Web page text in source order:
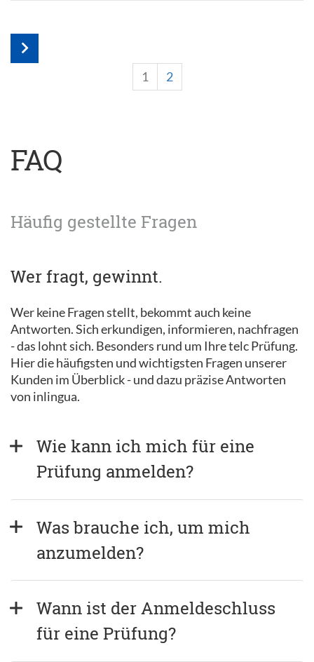
1 2
FAQ
Häufig gestellte Fragen
Wer fragt, gewinnt.
Wer keine Fragen stellt, bekommt auch keine
Antworten. Sich erkundigen, informieren, nachfragen
- das lohnt sich. Besonders rund um Ihre telc Prüfung.
Hier die häufigsten und wichtigsten Fragen unserer
Kunden im Überblick - und dazu präzise Antworten
von inlingua.
Wie kann ich mich für eine
Prüfung anmelden?
Was brauche ich, um mich
anzumelden?
Wann ist der Anmeldeschluss
für eine Prüfung?